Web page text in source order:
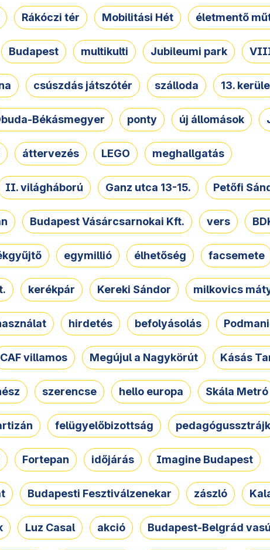
Rákóczi tér Mobilitási Hét életmentő
Budapest multikulti Jubileumi park
csúszdás játszótér szálloda 13.
Békásmegyer ponty új állomások
áttervezés LEGO meghallgatás
II. világháború Ganz utca 13-15. Petőfi
Budapest Vásárcsarnokai Kft. vers
egymillió élhetőség facsemete
kerékpár Kereki Sándor milkovics
hirdetés befolyásolás
CAF villamos Megújul a Nagykörút Kásás
szerencse hello europa Skála Metró
felügyelőbizottság pedagógussztrájk
Fortepan időjárás Imagine Budapest
Budapesti Fesztiválzenekar zászló
Luz Casal akció Budapest-Belgrád